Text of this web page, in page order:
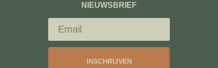
NIEUWSBRIEF
INSCHRIJVEN